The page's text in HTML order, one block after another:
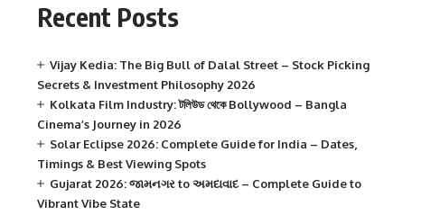
Recent Posts
Vijay Kedia: The Big Bull of Dalal Street – Stock Picking
Secrets & Investment Philosophy 2026
Kolkata Film Industry: টলিউড থেকে Bollywood – Bangla
Cinema’s Journey in 2026
Solar Eclipse 2026: Complete Guide for India – Dates,
Timings & Best Viewing Spots
Gujarat 2026: જામનગર to અમદાવાદ – Complete Guide to
Vibrant Vibe State